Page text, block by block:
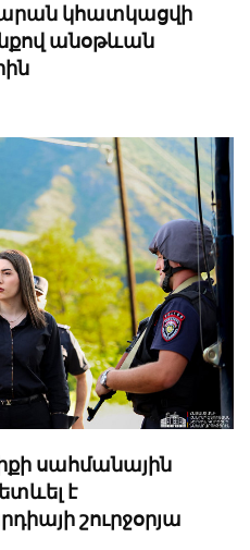
կհատկացվի
անօթևան
սահմանային
է
շուրջօրյա